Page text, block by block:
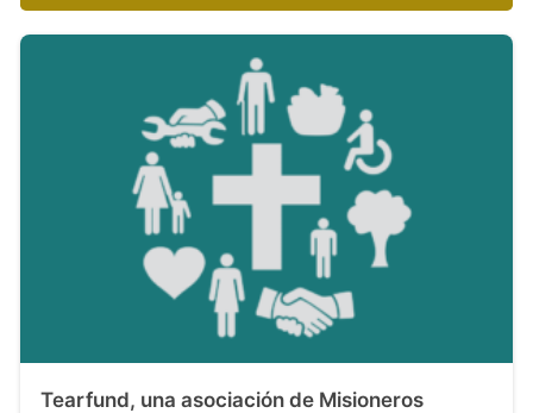
Tearfund, una asociación de Misioneros